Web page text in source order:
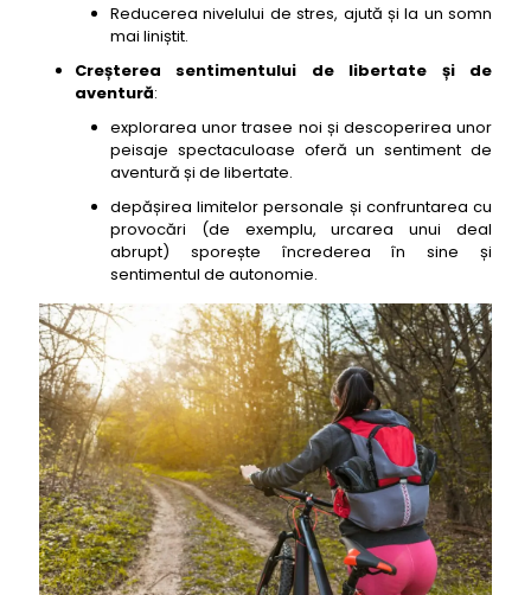
Reducerea nivelului de stres, ajută și la un somn
mai liniștit.
Creșterea sentimentului de libertate și de
aventură:
explorarea unor trasee noi și descoperirea unor
peisaje spectaculoase oferă un sentiment de
aventură și de libertate.
depășirea limitelor personale și confruntarea cu
provocări (de exemplu, urcarea unui deal
abrupt) sporește încrederea în sine și
sentimentul de autonomie.